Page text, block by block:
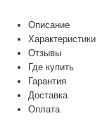
Описание
Характеристики
Отзывы
Где купить
Гарантия
Доставка
Оплата